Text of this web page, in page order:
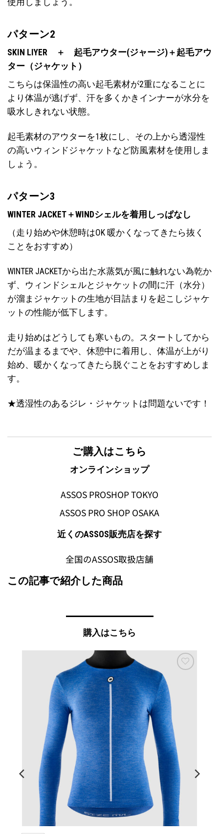
パターン2
SKIN LIYER ＋ 起毛アウター(ジャージ)＋起毛アウ
ター（ジャケット）
こちらは保温性の高い起毛素材が2重になることに
より体温が逃げず、汗を多くかきインナーが水分を
吸水しきれない状態。
起毛素材のアウターを1枚にし、その上から透湿性
の高いウィンドジャケットなど防風素材を使用しま
しょう。
パターン3
WINTER JACKET＋WINDシェルを着用しっぱなし
（走り始めや休憩時はOK 暖かくなってきたら抜く
ことをおすすめ）
WINTER JACKETから出た水蒸気が風に触れない為乾か
ず、ウィンドシェルとジャケットの間に汗（水分）
が溜まジャケットの生地が目詰まりを起こしジャケ
ットの性能が低下します。
走り始めはどうしても寒いもの。スタートしてから
だが温まるまでや、休憩中に着用し、体温が上がり
始め、暖かくなってきたら脱ぐことをおすすめしま
す。
★透湿性のあるジレ・ジャケットは問題ないです！
ご購入はこちら
オンラインショップ
ASSOS PROSHOP TOKYO
ASSOS PRO SHOP OSAKA
近くのASSOS販売店を探す
全国のASSOS取扱店舗
この記事で紹介した商品
購入はこちら